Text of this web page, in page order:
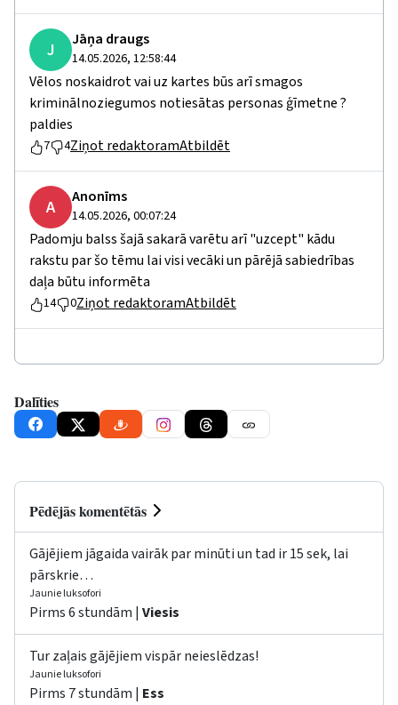
J Jāņa draugs
14.05.2026, 12:58:44
Vēlos noskaidrot vai uz kartes būs arī smagos
kriminālnoziegumos notiesātas personas ģīmetne ?
paldies
7 4Ziņot redaktoramAtbildēt
A Anonīms
14.05.2026, 00:07:24
Padomju balss šajā sakarā varētu arī "uzcept" kādu
rakstu par šo tēmu lai visi vecāki un pārējā sabiedrības
daļa būtu informēta
14 0Ziņot redaktoramAtbildēt
Dalīties
Pēdējās komentētās
Gājējiem jāgaida vairāk par minūti un tad ir 15 sek, lai
pārskrie…
Jaunie luksofori
Pirms 6 stundām | Viesis
Tur zaļais gājējiem vispār neieslēdzas!
Jaunie luksofori
Pirms 7 stundām | Ess